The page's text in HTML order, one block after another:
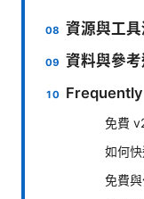
資源與工具
資料與參考
免費
如何
免費